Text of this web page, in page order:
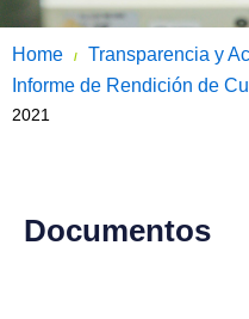
Home / Transparencia y
Informe de Rendición de
2021
Documentos